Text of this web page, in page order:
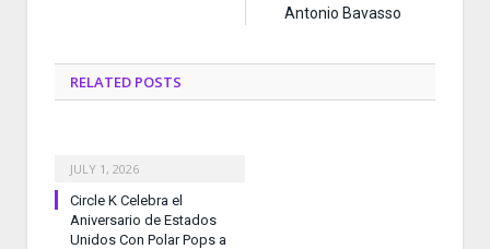
Antonio Bavasso
RELATED POSTS
JULY 1, 2026
Circle K Celebra el
Aniversario de Estados
Unidos Con Polar Pops a